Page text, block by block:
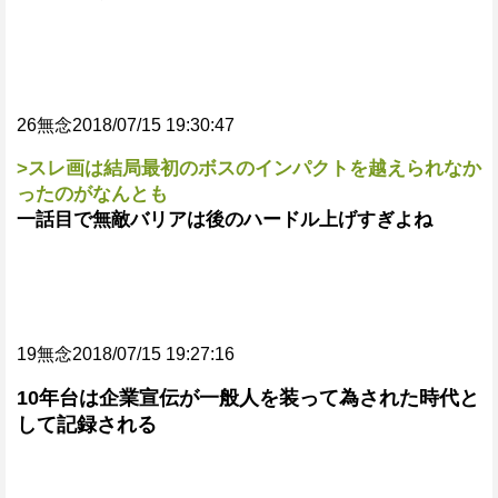
26無念2018/07/15 19:30:47
>スレ画は結局最初のボスのインパクトを越えられなか
ったのがなんとも
一話目で無敵バリアは後のハードル上げすぎよね
19無念2018/07/15 19:27:16
10年台は企業宣伝が一般人を装って為された時代と
して記録される